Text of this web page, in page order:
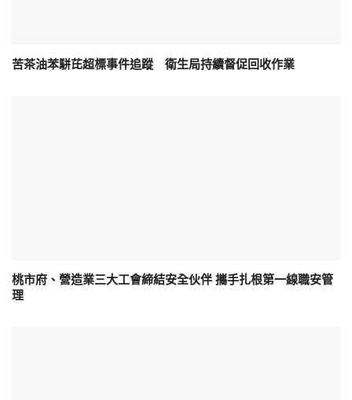
苦茶油苯駢芘超標事件追蹤 衛生局持續督促回收作業
桃市府、營造業三大工會締結安全伙伴 攜手扎根第一線職安管
理